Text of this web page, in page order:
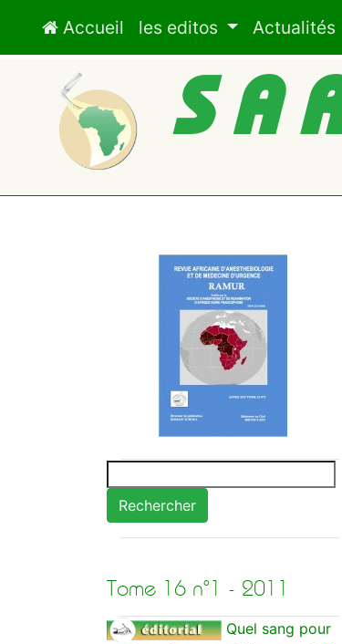
Accueil les editos Actualités
Rechercher
Tome 16 n°1 - 2011
Quel sang pour